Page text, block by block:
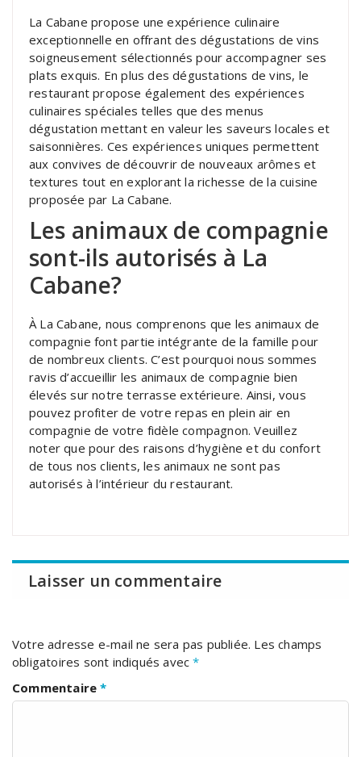
La Cabane propose une expérience culinaire
exceptionnelle en offrant des dégustations de vins
soigneusement sélectionnés pour accompagner ses
plats exquis. En plus des dégustations de vins, le
restaurant propose également des expériences
culinaires spéciales telles que des menus
dégustation mettant en valeur les saveurs locales et
saisonnières. Ces expériences uniques permettent
aux convives de découvrir de nouveaux arômes et
textures tout en explorant la richesse de la cuisine
proposée par La Cabane.
Les animaux de compagnie
sont-ils autorisés à La
Cabane?
À La Cabane, nous comprenons que les animaux de
compagnie font partie intégrante de la famille pour
de nombreux clients. C’est pourquoi nous sommes
ravis d’accueillir les animaux de compagnie bien
élevés sur notre terrasse extérieure. Ainsi, vous
pouvez profiter de votre repas en plein air en
compagnie de votre fidèle compagnon. Veuillez
noter que pour des raisons d’hygiène et du confort
de tous nos clients, les animaux ne sont pas
autorisés à l’intérieur du restaurant.
Laisser un commentaire
Votre adresse e-mail ne sera pas publiée. Les champs
obligatoires sont indiqués avec*
Commentaire*